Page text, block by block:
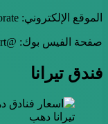
الموقع الإلكتروني: https://swissinn.net/corporate/
صفحة الفيس بوك: @SwissInnResortDahab · Beach Resort
فندق تيرانا
تيرانا دهب